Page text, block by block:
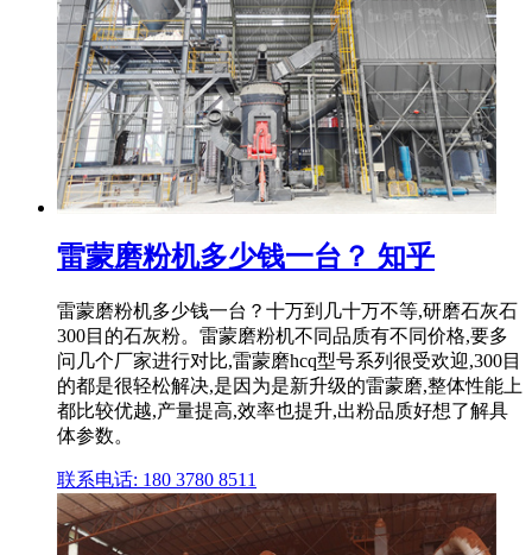
雷蒙磨粉机多少钱一台？ 知乎
雷蒙磨粉机多少钱一台？十万到几十万不等,研磨石灰石
300目的石灰粉。雷蒙磨粉机不同品质有不同价格,要多
问几个厂家进行对比,雷蒙磨hcq型号系列很受欢迎,300目
的都是很轻松解决,是因为是新升级的雷蒙磨,整体性能上
都比较优越,产量提高,效率也提升,出粉品质好想了解具
体参数。
联系电话: 180 3780 8511